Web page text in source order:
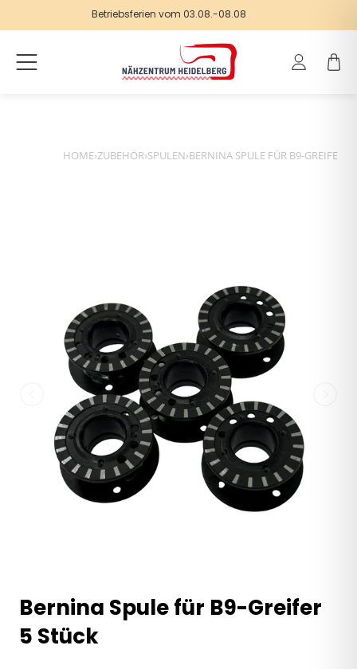
Betriebsferien vom 03.08.-08.08
Einloggen
HOME›ZUBEHÖR›SPULEN›BERNINA SPULE FÜR B9-GREIFER 5
Bernina Spule für B9-Greifer
5 Stück